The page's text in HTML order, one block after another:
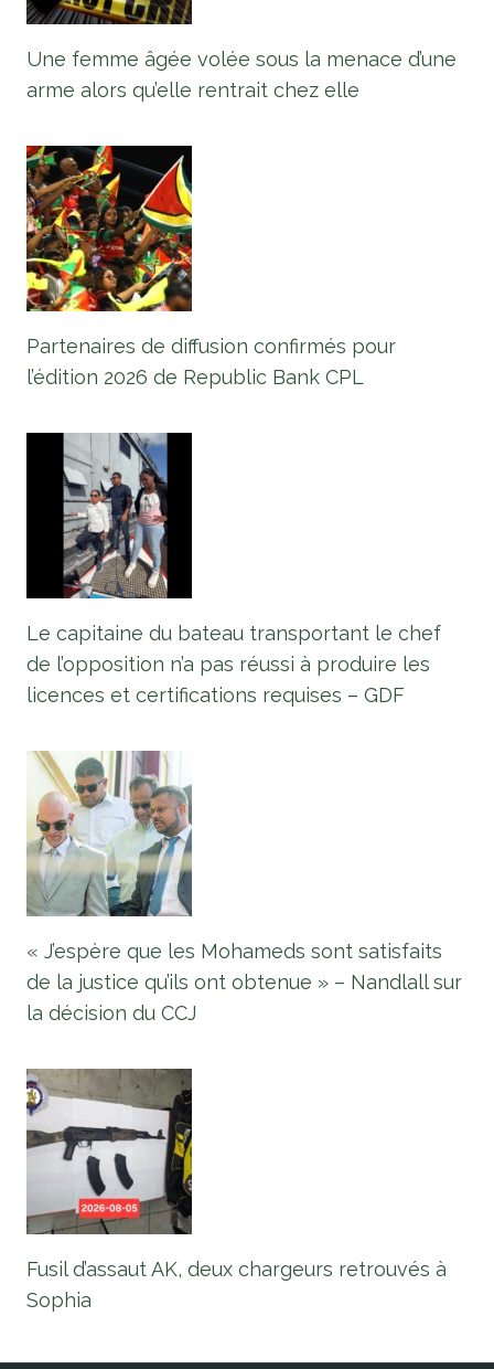
Une femme âgée volée sous la menace d’une
arme alors qu’elle rentrait chez elle
Partenaires de diffusion confirmés pour
l’édition 2026 de Republic Bank CPL
Le capitaine du bateau transportant le chef
de l’opposition n’a pas réussi à produire les
licences et certifications requises – GDF
« J’espère que les Mohameds sont satisfaits
de la justice qu’ils ont obtenue » – Nandlall sur
la décision du CCJ
Fusil d’assaut AK, deux chargeurs retrouvés à
Sophia